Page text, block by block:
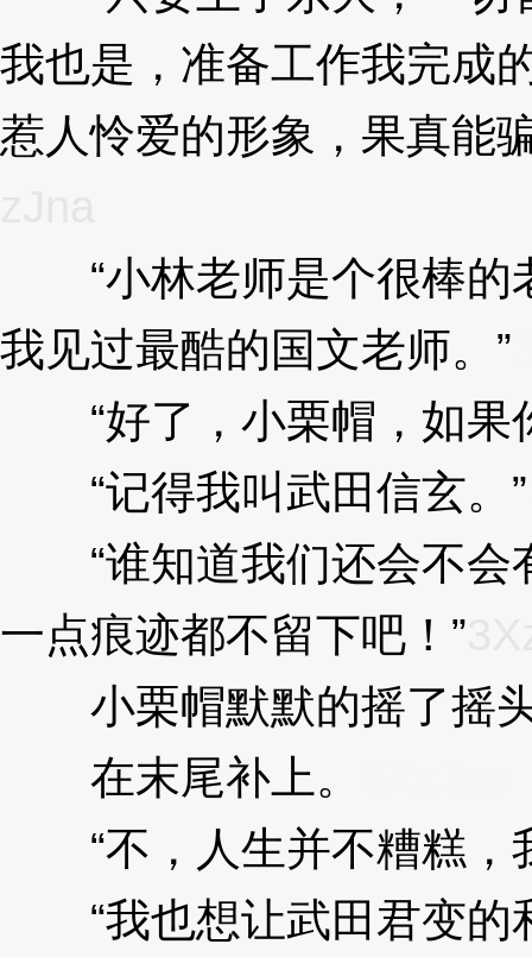
我也是，准备工作我完成
惹人怜爱的形象，果真能
“小林老师是个很棒的
我见过最酷的国文老师。”
“好了，小栗帽，如果
“记得我叫武田信玄。”
“谁知道我们还会不会
一点痕迹都不留下吧！”
小栗帽默默的摇了摇
在末尾补上。
“不，人生并不糟糕，
“我也想让武田君变的